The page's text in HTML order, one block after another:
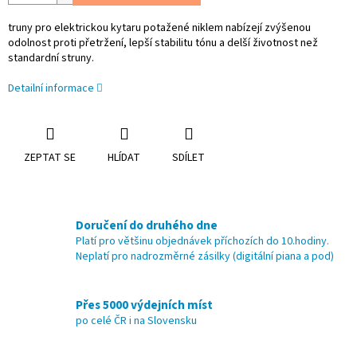
truny pro elektrickou kytaru potažené niklem nabízejí zvýšenou
odolnost proti přetržení, lepší stabilitu tónu a delší životnost než
standardní struny.
Detailní informace
ZEPTAT SE HLÍDAT SDÍLET
Doručení do druhého dne
Platí pro většinu objednávek příchozích do 10.hodiny.
Neplatí pro nadrozměrné zásilky (digitální piana a pod)
Přes 5000 výdejních míst
po celé ČR i na Slovensku